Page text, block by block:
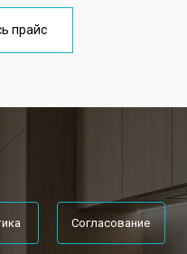
прайс
Согласование